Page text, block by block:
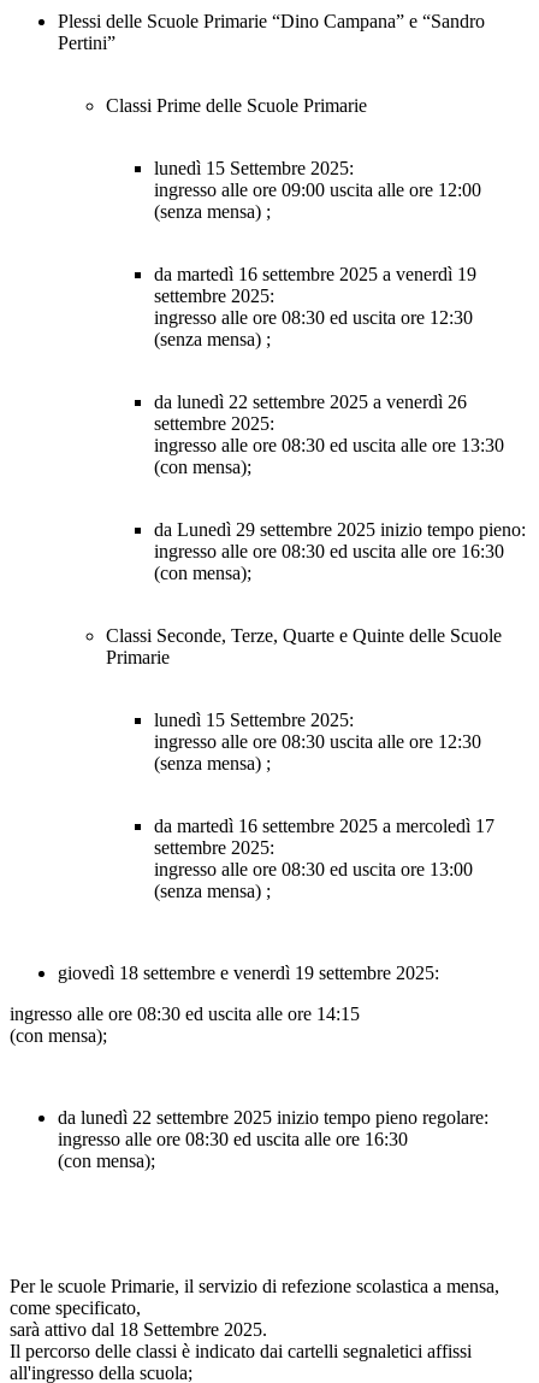
Plessi delle Scuole Primarie “Dino Campana” e “Sandro
Pertini”
Classi Prime delle Scuole Primarie
lunedì 15 Settembre 2025:
ingresso alle ore 09:00 uscita alle ore 12:00
(senza mensa) ;
da martedì 16 settembre 2025 a venerdì 19
settembre 2025:
ingresso alle ore 08:30 ed uscita ore 12:30
(senza mensa) ;
da lunedì 22 settembre 2025 a venerdì 26
settembre 2025:
ingresso alle ore 08:30 ed uscita alle ore 13:30
(con mensa);
da Lunedì 29 settembre 2025 inizio tempo pieno:
ingresso alle ore 08:30 ed uscita alle ore 16:30
(con mensa);
Classi Seconde, Terze, Quarte e Quinte delle Scuole
Primarie
lunedì 15 Settembre 2025:
ingresso alle ore 08:30 uscita alle ore 12:30
(senza mensa) ;
da martedì 16 settembre 2025 a mercoledì 17
settembre 2025:
ingresso alle ore 08:30 ed uscita ore 13:00
(senza mensa) ;
giovedì 18 settembre e venerdì 19 settembre 2025:
ingresso alle ore 08:30 ed uscita alle ore 14:15
(con mensa);
da lunedì 22 settembre 2025 inizio tempo pieno regolare:
ingresso alle ore 08:30 ed uscita alle ore 16:30
(con mensa);
Per le scuole Primarie, il servizio di refezione scolastica a mensa,
come specificato,
sarà attivo dal 18 Settembre 2025.
Il percorso delle classi è indicato dai cartelli segnaletici affissi
all'ingresso della scuola;